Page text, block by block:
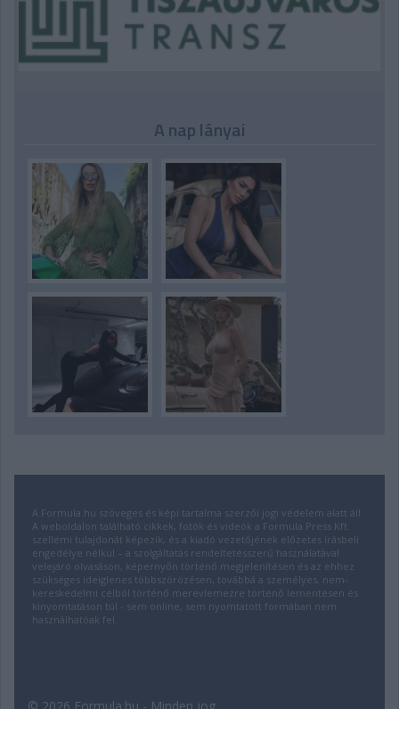
A nap lányai
A Formula.hu szöveges és képi tartalma szerzői jogi védelem alatt áll.
A weboldalon található cikkek, fotók és videók a Formula Press Kft.
szellemi tulajdonát képezik, és a kiadó vezetőjének előzetes írásbeli
engedélye nélkül – a szolgáltatás rendeltetésszerű használatával
velejáró olvasáson, képernyőn történő megjelenítésen és az ehhez
szükséges ideiglenes többszörözésen, továbbá a személyes, nem-
kereskedelmi célból történő merevlemezre történő lementésen és
kinyomtatáson túl - sem online, sem nyomtatott formában nem
használhatóak fel.
© 2026 Formula.hu - Minden jog